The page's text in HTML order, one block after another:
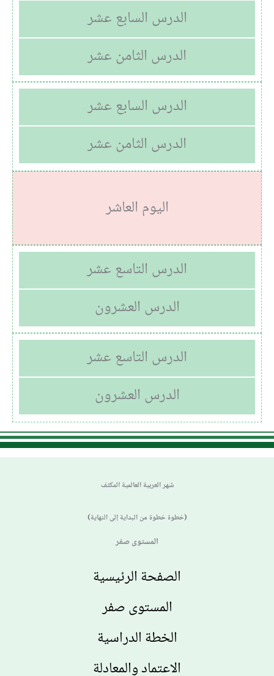
الدرس السابع عشر
الدرس الثامن عشر
الدرس السابع عشر
الدرس الثامن عشر
اليوم العاشر
الدرس التاسع عشر
الدرس العشرون
الدرس التاسع عشر
الدرس العشرون
شهر العربية العالمية المكثف
(خطوة خطوة من البداية إلى النهاية)
المستوى صفر
الصفحة الرئيسية
المستوى صفر
الخطة الدراسية
الاعتماد والمعادلة